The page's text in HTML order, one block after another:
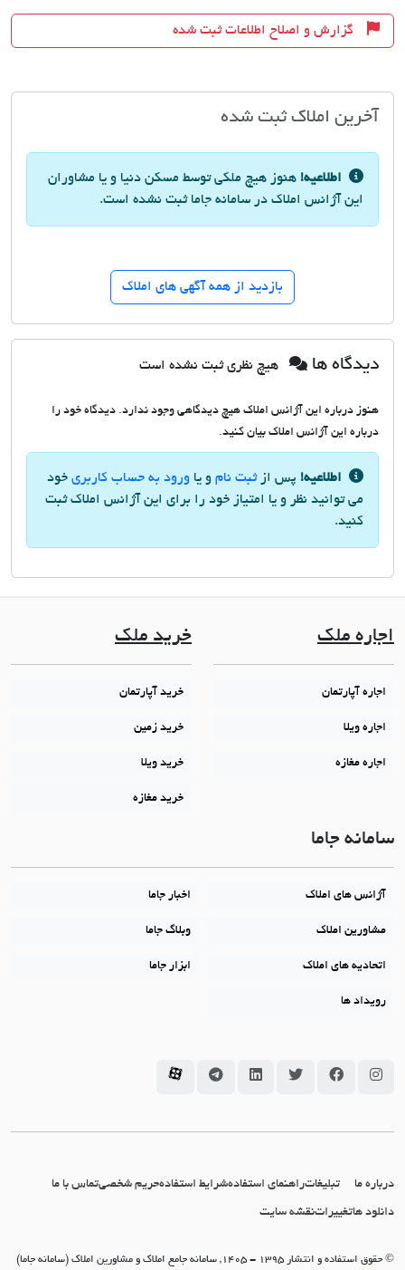
گزارش و اصلاح اطلاعات ثبت شده
آخرین املاک ثبت شده
اطلاعیه! هنوز هیچ ملکی توسط مسکن دنیا و یا مشاوران
این آژانس املاک در سامانه جاما ثبت نشده است.
بازدید از همه آگهی های املاک
دیدگاه ها هیچ نظری ثبت نشده است
هنوز درباره این آژانس املاک هیچ دیدگاهی وجود ندارد. دیدگاه خود را
درباره این آژانس املاک بیان کنید.
اطلاعیه! پس ازثبت نام و یا ورود به حساب کاربری خود
می توانید نظر و یا امتیاز خود را برای این آژانس املاک ثبت
کنید.
اجاره ملک
اجاره آپارتمان
اجاره ویلا
اجاره مغازه
خرید ملک
خرید آپارتمان
خرید زمین
خرید ویلا
خرید مغازه
سامانه جاما
آژانس های املاک اخبار جاما
مشاورین املاک وبلاگ جاما
اتحادیه های املاک ابزار جاما
رویداد ها
سامانه جاما در اینستاگرام
سامانه جاما در فیسبوک
سامانه جاما در توئیتر
سامانه جاما در لینکداین
سامانه جاما در تلگرام
سامانه جاما در آپارات
درباره ما تبلیغاتراهنمای استفادهشرایط استفادهحریم شخصیتماس با ما
دانلود هاتغییراتنقشه سایت
© حقوق استفاده و انتشار 1395 - 1405, سامانه جامع املاک و مشاورین املاک (سامانه جاما)